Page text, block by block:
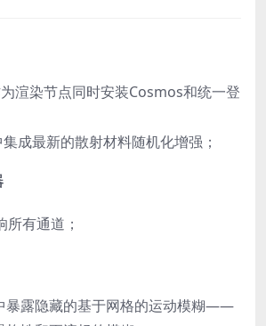
渲染节点同时安装Cosmos和统一登
成最新的散射材料随机化增强；
所有通道；
暴露隐藏的基于网格的运动模糊——